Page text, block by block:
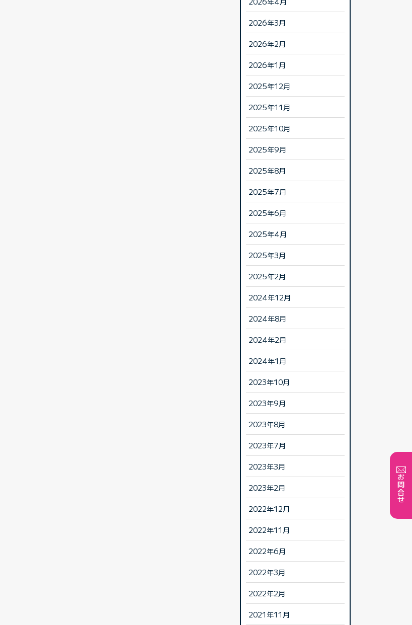
お問合せ
2026年3月
2026年2月
2026年1月
2025年12月
2025年11月
2025年10月
2025年9月
2025年8月
2025年7月
2025年6月
2025年4月
2025年3月
2025年2月
2024年12月
2024年8月
2024年2月
2024年1月
2023年10月
2023年9月
2023年8月
2023年7月
2023年3月
2023年2月
2022年12月
2022年11月
2022年6月
2022年3月
2022年2月
2021年11月